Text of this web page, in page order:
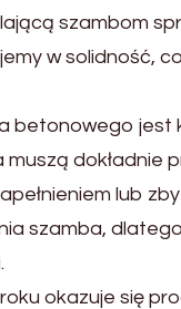
szambom
w solidność,
betonowego jest
dokładnie
lub
szamba,
okazuje się